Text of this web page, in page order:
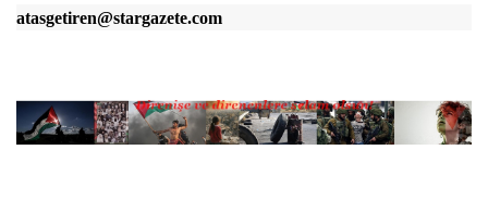
atasgetiren@stargazete.com